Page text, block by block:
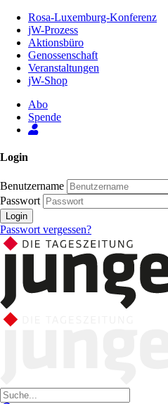
Inhalt
Seite
Rosa-Luxemburg-Konferenz
jW-Prozess
Aktionsbüro
Genossenschaft
Veranstaltungen
jW-Shop
Abo
Spende
Login
Benutzername
Passwort
Login
Passwort vergessen?